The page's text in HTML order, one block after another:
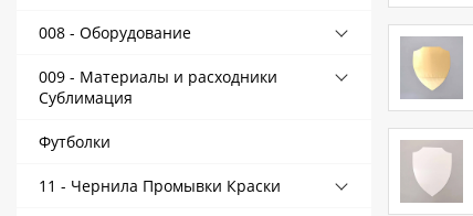
008 - Оборудование
009 - Материалы и расходники
Сублимация
Футболки
11 - Чернила Промывки Краски